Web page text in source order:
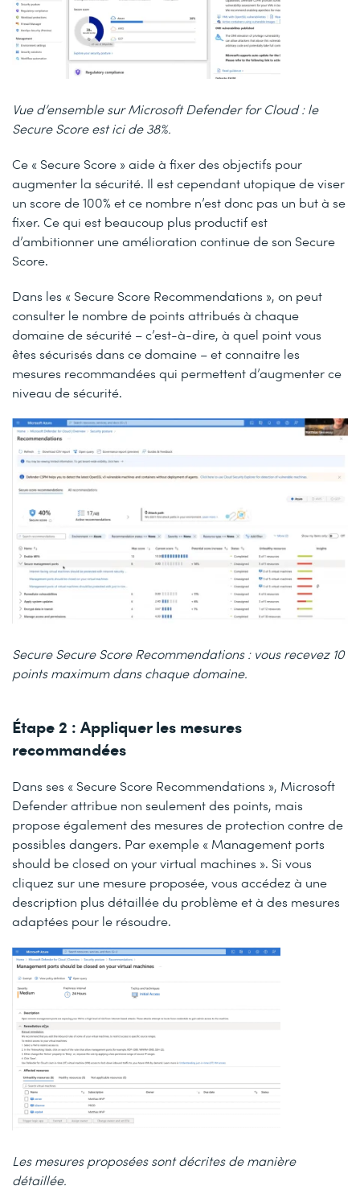
Vue d’ensemble sur Microsoft Defender for Cloud : le
Secure Score est ici de 38%.
Ce « Secure Score » aide à fixer des objectifs pour
augmenter la sécurité. Il est cependant utopique de viser
un score de 100% et ce nombre n’est donc pas un but à se
fixer. Ce qui est beaucoup plus productif est
d’ambitionner une amélioration continue de son Secure
Score.
Dans les « Secure Score Recommendations », on peut
consulter le nombre de points attribués à chaque
domaine de sécurité – c’est-à-dire, à quel point vous
êtes sécurisés dans ce domaine – et connaitre les
mesures recommandées qui permettent d’augmenter ce
niveau de sécurité.
Secure Secure Score Recommendations : vous recevez 10
points maximum dans chaque domaine.
Étape 2 : Appliquer les mesures
recommandées
Dans ses « Secure Score Recommendations », Microsoft
Defender attribue non seulement des points, mais
propose également des mesures de protection contre de
possibles dangers. Par exemple « Management ports
should be closed on your virtual machines ». Si vous
cliquez sur une mesure proposée, vous accédez à une
description plus détaillée du problème et à des mesures
adaptées pour le résoudre.
Les mesures proposées sont décrites de manière
détaillée.